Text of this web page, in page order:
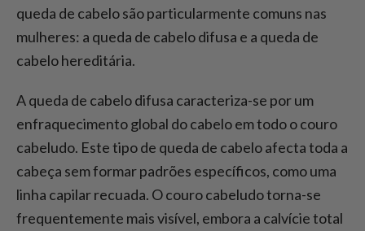
queda de cabelo são particularmente comuns nas
mulheres: a queda de cabelo difusa e a queda de
cabelo hereditária.
A queda de cabelo difusa caracteriza-se por um
enfraquecimento global do cabelo em todo o couro
cabeludo. Este tipo de queda de cabelo afecta toda a
cabeça sem formar padrões específicos, como uma
linha capilar recuada. O couro cabeludo torna-se
frequentemente mais visível, embora a calvície total